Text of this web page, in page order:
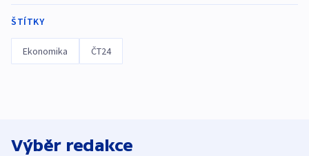
ŠTÍTKY
Ekonomika ČT24
Výběr redakce